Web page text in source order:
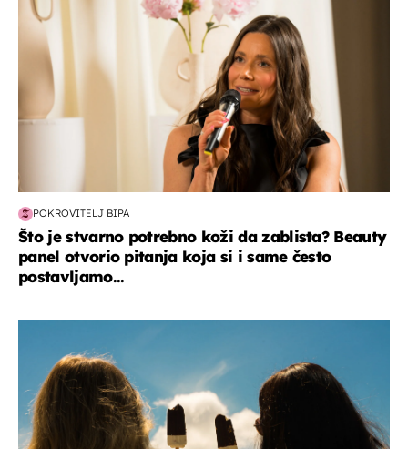
POKROVITELJ BIPA
Što je stvarno potrebno koži da zablista? Beauty
panel otvorio pitanja koja si i same često
postavljamo...